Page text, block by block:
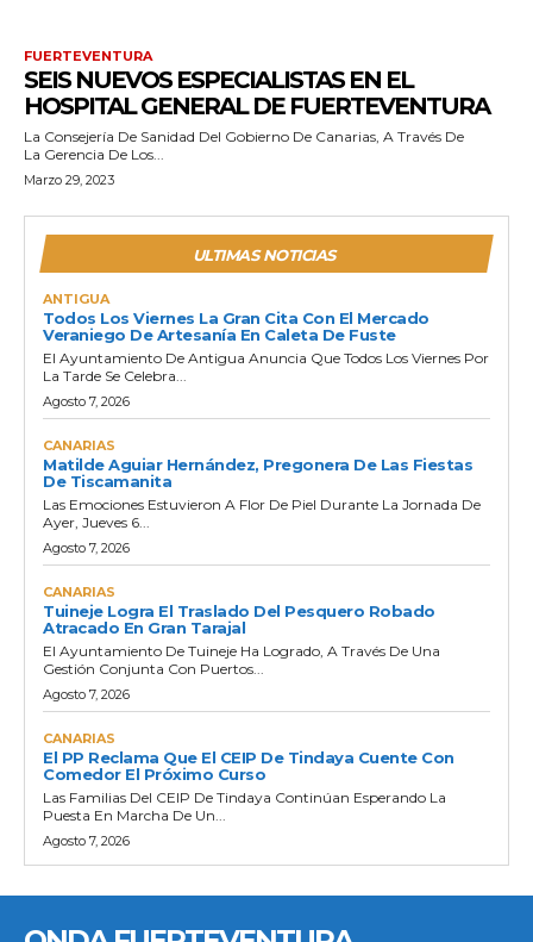
FUERTEVENTURA
SEIS NUEVOS ESPECIALISTAS EN EL
HOSPITAL GENERAL DE FUERTEVENTURA
La Consejería De Sanidad Del Gobierno De Canarias, A Través De
La Gerencia De Los...
Marzo 29, 2023
ULTIMAS NOTICIAS
ANTIGUA
Todos Los Viernes La Gran Cita Con El Mercado
Veraniego De Artesanía En Caleta De Fuste
El Ayuntamiento De Antigua Anuncia Que Todos Los Viernes Por
La Tarde Se Celebra...
Agosto 7, 2026
CANARIAS
Matilde Aguiar Hernández, Pregonera De Las Fiestas
De Tiscamanita
Las Emociones Estuvieron A Flor De Piel Durante La Jornada De
Ayer, Jueves 6...
Agosto 7, 2026
CANARIAS
Tuineje Logra El Traslado Del Pesquero Robado
Atracado En Gran Tarajal
El Ayuntamiento De Tuineje Ha Logrado, A Través De Una
Gestión Conjunta Con Puertos...
Agosto 7, 2026
CANARIAS
El PP Reclama Que El CEIP De Tindaya Cuente Con
Comedor El Próximo Curso
Las Familias Del CEIP De Tindaya Continúan Esperando La
Puesta En Marcha De Un...
Agosto 7, 2026